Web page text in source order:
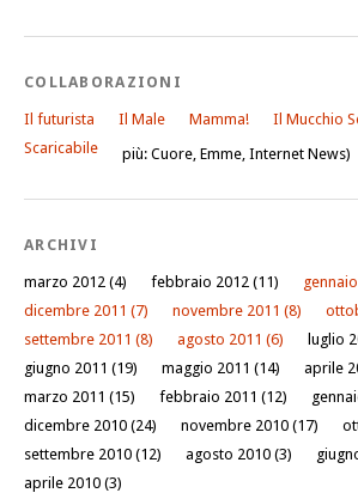
COLLABORAZIONI
Il futurista Il Male Mamma!
Il Mucchio
Scaricabile
più: Cuore, Emme, Internet News)
ARCHIVI
marzo 2012 (4) febbraio 2012 (11)
dicembre 2011 (7) novembre 2011 (8)
settembre 2011 (8) agosto 2011 (6) luglio
giugno 2011 (19) maggio 2011 (14) aprile
marzo 2011 (15) febbraio 2011 (12)
dicembre 2010 (24) novembre 2010 (17)
settembre 2010 (12) agosto 2010 (3)
aprile 2010 (3)